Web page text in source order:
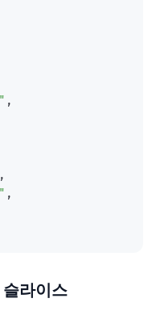
는 무엇일까?
,
,
,
라이스